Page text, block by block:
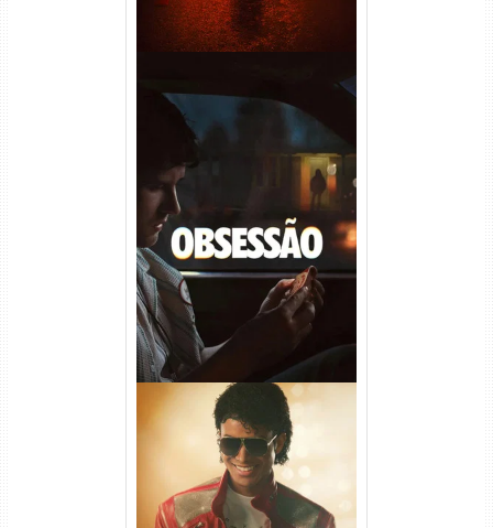
Obsessão Torrent (2026)
WEB-DL 1080p/4K Dual
Áudio